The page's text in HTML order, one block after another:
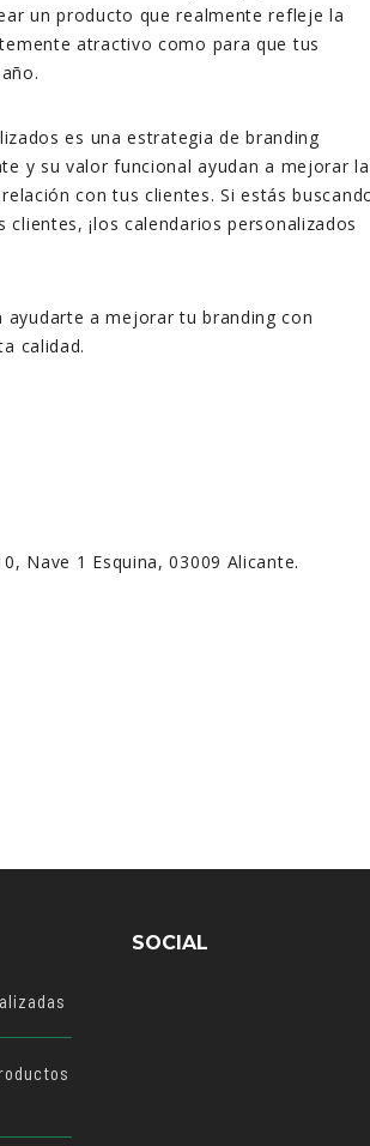
un producto que realmente refleje la
atractivo como para que tus
es una estrategia de branding
y su valor funcional ayudan a mejorar la
con tus clientes. Si estás
¡los calendarios personalizados
ayudarte a mejorar tu branding con
calidad.
Nave 1 Esquina, 03009 Alicante.
SOCIAL